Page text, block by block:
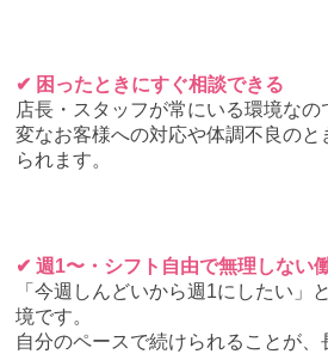
✔ 困ったときにすぐ相談できる
店長・スタッフが常にいる環境なの
変なお客様への対応や体調不良のと
られます。
✔ 週1〜・シフト自由で無理しない
「今週しんどいから週1にしたい」
境です。
自分のペースで続けられることが